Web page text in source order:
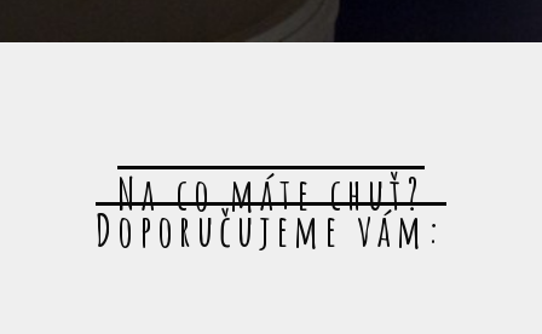
Na co máte chuť?
Doporučujeme vám: